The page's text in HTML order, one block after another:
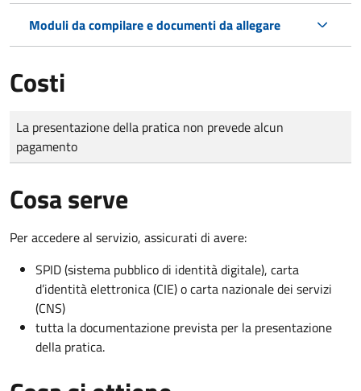
Moduli da compilare e documenti da allegare
Costi
Tipo di pagamento
Importo
La presentazione della pratica non prevede alcun
pagamento
Cosa serve
Per accedere al servizio, assicurati di avere:
SPID (sistema pubblico di identità digitale), carta
d’identità elettronica (CIE) o carta nazionale dei servizi
(CNS)
tutta la documentazione prevista per la presentazione
della pratica.